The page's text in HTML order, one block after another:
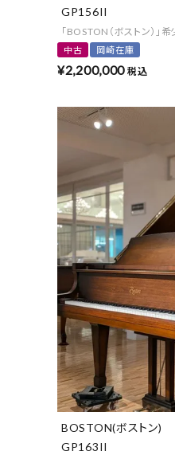
GP156II
「BOSTON（ボストン）」
中古 岡崎在庫
¥2,200,000 税込
BOSTON(ボストン)
GP163II